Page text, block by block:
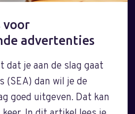
voor
advertenties
dat je aan de slag gaat
(SEA) dan wil je de
goed uitgeven. Dat kan